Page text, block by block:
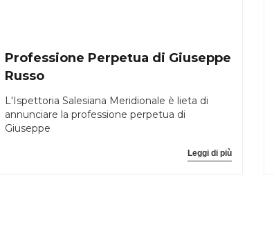
Professione Perpetua di Giuseppe
Russo
L'Ispettoria Salesiana Meridionale è lieta di
annunciare la professione perpetua di
Giuseppe
Leggi di più